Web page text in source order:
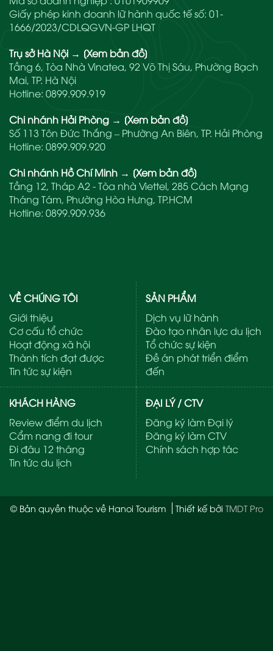
Giấy phép kinh doanh lữ hành quốc tế số: 01-
1666/2023/CDLQGVN-GP LHQT
Trụ sở Hà Nội → [Xem bản đồ]
Tầng 6, Tòa Nhà Vinatea, 92 Võ Thị Sáu, Phường Bạch
Mai, TP. Hà Nội
Hotline: 0899.909.919
Chi nhánh Hải Phòng → [Xem bản đồ]
Số 113 Tôn Đức Thắng – Phường An Biên, TP. Hải Phòng
Hotline: 0899.909.920
Chi nhánh Hồ Chí Minh → [Xem bản đồ]
Tầng 12, Tháp A2 - Tòa nhà Viettel, 285 Cách Mạng
Tháng Tám, Phường Hòa Hưng, TP.HCM
Hotline: 0899.909.936
VỀ CHÚNG TÔI
Giới thiệu
Cơ cấu tổ chức
Hoạt động xã hội
Thành tích đạt được
Tin tức sự kiện
SẢN PHẨM
Dịch vụ lữ hành
Đào tạo nhân lực du lịch
Tổ chức sự kiện
Đề án phát triển điểm
đến
KHÁCH HÀNG
Review điểm du lịch
Cẩm nang đi tour
Đi đâu 12 tháng
Tin tức du lịch
ĐẠI LÝ / CTV
Đăng ký làm Đại lý
Đăng ký làm CTV
Chính sách hợp tác
© Bản quyền thuộc về Hanoi Tourism Thiết kế bởi TMDT Pro